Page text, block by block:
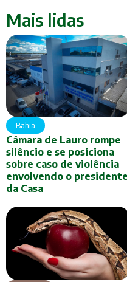
Mais lidas
Bahia
Câmara de Lauro rompe
silêncio e se posiciona
sobre caso de violência
envolvendo o presidente
da Casa